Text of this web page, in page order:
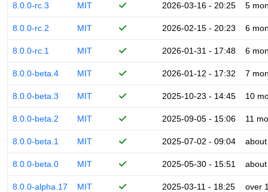
8.0.0-rc.3 MIT 2026-03-16 - 20:25 5
8.0.0-rc.2 MIT 2026-02-15 - 20:23 6
8.0.0-rc.1 MIT 2026-01-31 - 17:48 6
8.0.0-beta.4 MIT 2026-01-12 - 17:32 7
8.0.0-beta.3 MIT 2025-10-23 - 14:45 10
8.0.0-beta.2 MIT 2025-09-05 - 15:06 11
8.0.0-beta.1 MIT 2025-07-02 - 09:04
8.0.0-beta.0 MIT 2025-05-30 - 15:51
8.0.0-alpha.17 MIT 2025-03-11 - 18:25 over